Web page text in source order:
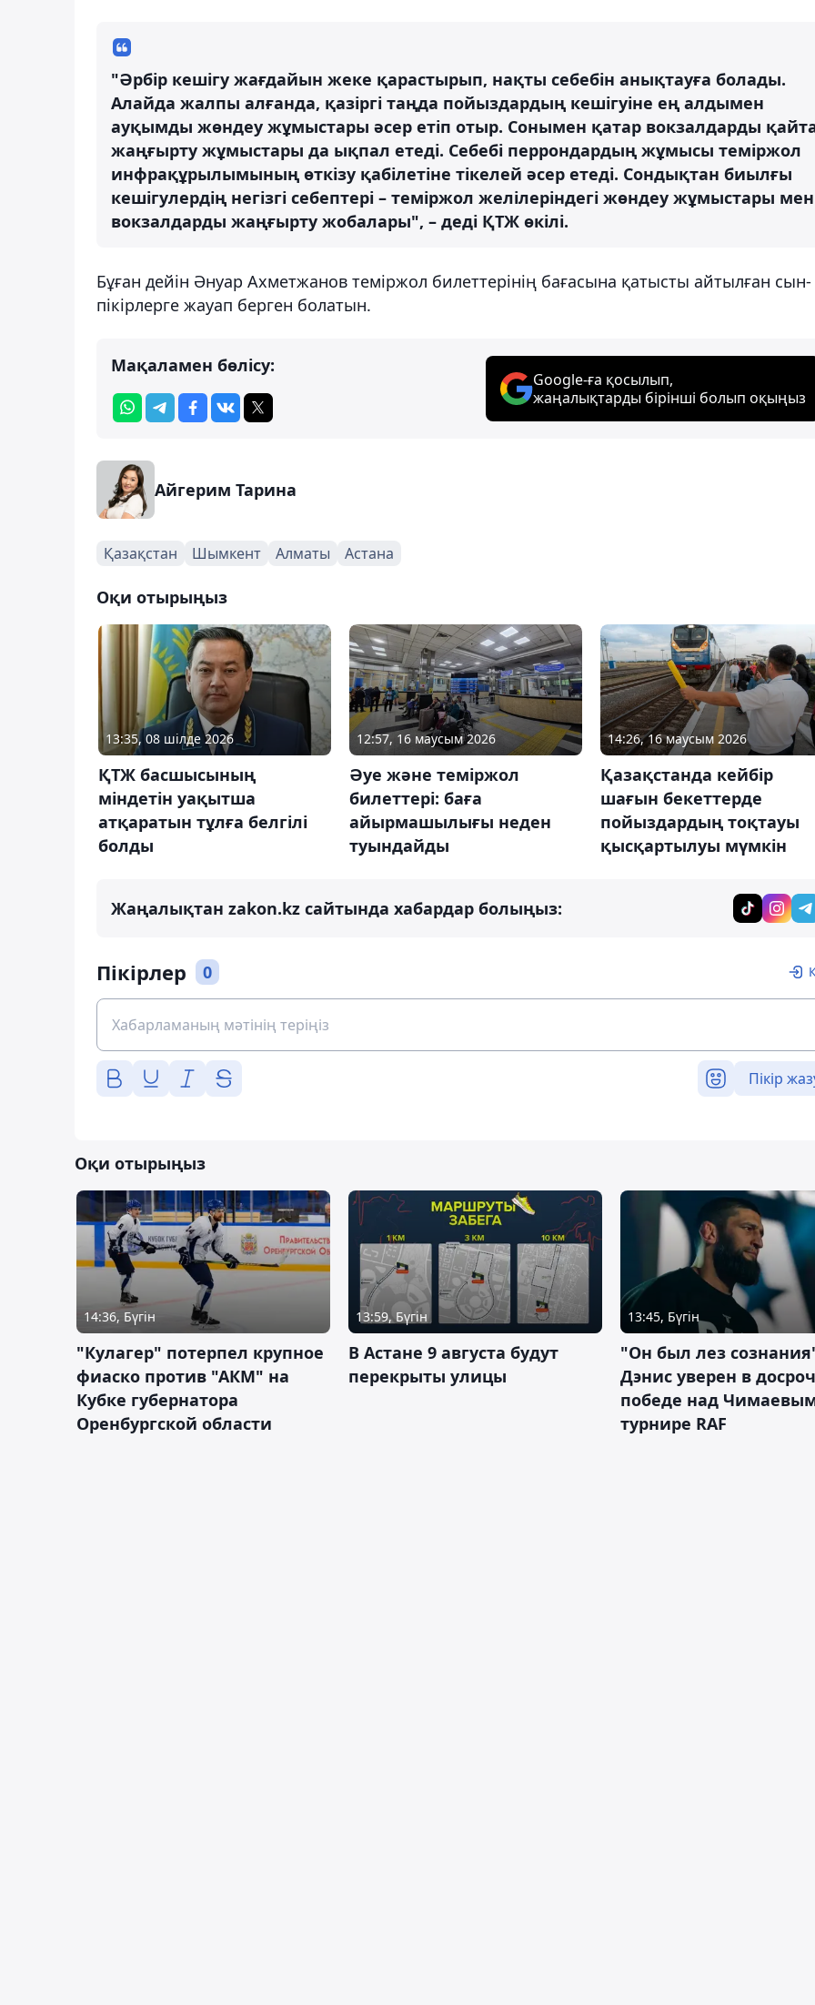
"Әрбір кешігу жағдайын жеке қарастырып, нақты себебін анықтауға болады.
Алайда жалпы алғанда, қазіргі таңда пойыздардың кешігуіне ең алдымен
ауқымды жөндеу жұмыстары әсер етіп отыр. Сонымен қатар вокзалдарды
жаңғырту жұмыстары да ықпал етеді. Себебі перрондардың жұмысы теміржол
инфрақұрылымының өткізу қабілетіне тікелей әсер етеді. Сондықтан биылғы
кешігулердің негізгі себептері – теміржол желілеріндегі жөндеу жұмыстары мен
вокзалдарды жаңғырту жобалары", – деді ҚТЖ өкілі.
Бұған дейін Әнуар Ахметжанов теміржол билеттерінің бағасына қатысты айтылған сын-
пікірлерге жауап берген болатын.
Мақаламен бөлісу:
Google-ға қосылып,
жаңалықтарды бірінші болып оқыңыз
Айгерим Тарина
Қазақстан Шымкент Алматы Астана
Оқи отырыңыз
13:35, 08 шілде 2026
ҚТЖ басшысының
міндетін уақытша
атқаратын тұлға белгілі
болды
12:57, 16 маусым 2026
Әуе және теміржол
билеттері: баға
айырмашылығы неден
туындайды
14:26, 16 маусым 2026
Қазақстанда кейбір
шағын бекеттерде
пойыздардың тоқтауы
қысқартылуы мүмкін
Жаңалықтан zakon.kz сайтында хабардар болыңыз:
Пікірлер 0
Пікір
Оқи отырыңыз
14:36, Бүгін
"Кулагер" потерпел крупное
фиаско против "АКМ" на
Кубке губернатора
Оренбургской области
13:59, Бүгін
В Астане 9 августа будут
перекрыты улицы
13:45, Бүгін
"Он был лез
Дэнис уверен в
победе над
турнире RAF